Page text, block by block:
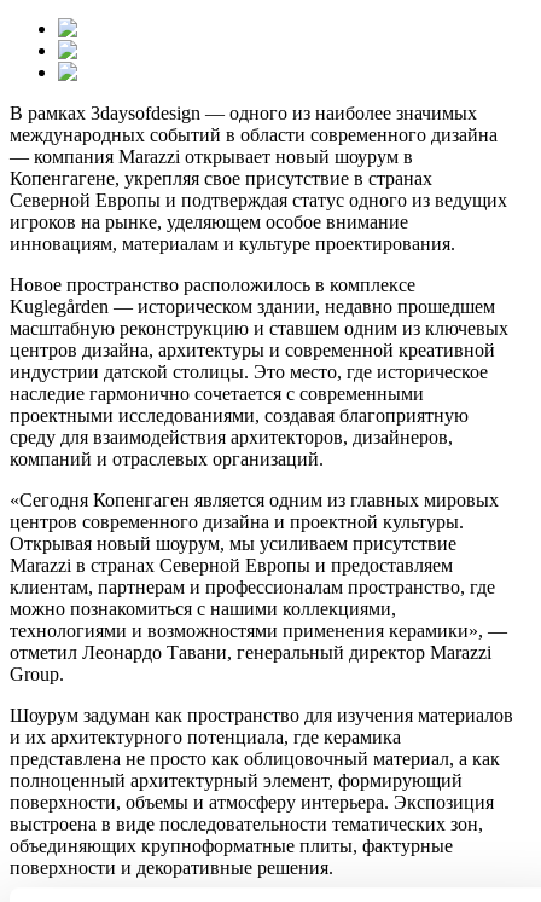
В рамках 3daysofdesign — одного из наиболее значимых
международных событий в области современного дизайна
— компания Marazzi открывает новый шоурум в
Копенгагене, укрепляя свое присутствие в странах
Северной Европы и подтверждая статус одного из ведущих
игроков на рынке, уделяющем особое внимание
инновациям, материалам и культуре проектирования.
Новое пространство расположилось в комплексе
Kuglegården — историческом здании, недавно прошедшем
масштабную реконструкцию и ставшем одним из ключевых
центров дизайна, архитектуры и современной креативной
индустрии датской столицы. Это место, где историческое
наследие гармонично сочетается с современными
проектными исследованиями, создавая благоприятную
среду для взаимодействия архитекторов, дизайнеров,
компаний и отраслевых организаций.
«Сегодня Копенгаген является одним из главных мировых
центров современного дизайна и проектной культуры.
Открывая новый шоурум, мы усиливаем присутствие
Marazzi в странах Северной Европы и предоставляем
клиентам, партнерам и профессионалам пространство, где
можно познакомиться с нашими коллекциями,
технологиями и возможностями применения керамики», —
отметил Леонардо Тавани, генеральный директор Marazzi
Group.
Шоурум задуман как пространство для изучения материалов
и их архитектурного потенциала, где керамика
представлена не просто как облицовочный материал, а как
полноценный архитектурный элемент, формирующий
поверхности, объемы и атмосферу интерьера. Экспозиция
выстроена в виде последовательности тематических зон,
объединяющих крупноформатные плиты, фактурные
поверхности и декоративные решения.